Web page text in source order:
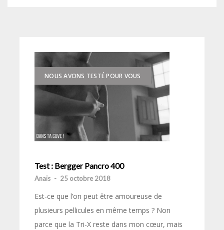
NOUS AVONS TESTÉ POUR VOUS
Test : Bergger Pancro 400
Anaïs - 25 octobre 2018
Est-ce que l’on peut être amoureuse de
plusieurs pellicules en même temps ? Non
parce que la Tri-X reste dans mon cœur, mais